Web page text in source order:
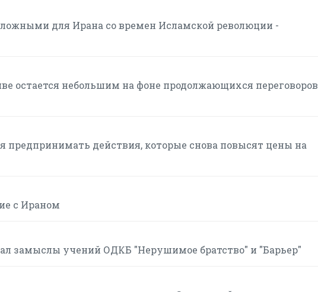
для Ирана со времен Исламской революции -
остается небольшим на фоне продолжающихся переговоров
предпринимать действия, которые снова повысят цены на
с Ираном
замыслы учений ОДКБ "Нерушимое братство" и "Барьер"